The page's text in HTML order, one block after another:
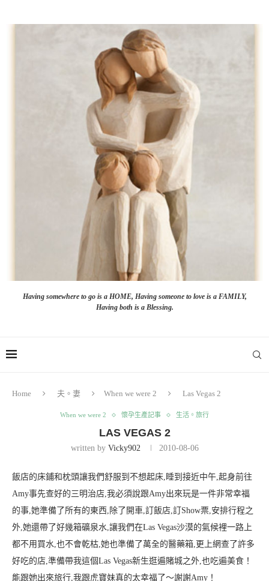
Having somewhere to go is a HOME, Having someone to love is a FAMILY,
Having both is a Blessing.
Home 夫。妻 When we were 2 Las Vegas 2
When we were 2 懷孕生產記事 生活。旅行
LAS VEGAS 2
written by Vicky902 2010-08-06
飯店的床鋪和枕頭讓我們舒服到不想起床,睡到接近中午,起身前往
Amy事先查好的三明治店,我必須說跟Amy出來玩是一件非常幸福
的事,她準備了所有的東西,除了開車,訂飯店,訂Show票,安排行程之
外,她還帶了好幾箱礦泉水,讓我們在Las Vegas沙漠的氣候裡一路上
都不用買水,也不會乾枯,她也準備了萬全的醫藥箱,更上網查了許多
好吃的店,準備帶我這個Las Vegas新生逛遍賭城之外,也吃遍美食！
能跟她出來旅行,我跟虎寶妹真的太幸福了～謝謝Amy！